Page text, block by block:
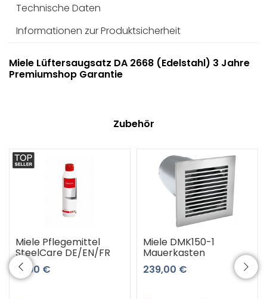
Technische Daten
Informationen zur Produktsicherheit
Miele Lüftersaugsatz DA 2668 (Edelstahl) 3 Jahre
Premiumshop Garantie
Zubehör
Miele Pflegemittel
SteelCare DE/EN/FR
12,90 €
Miele DMK150-1
Mauerkasten
239,00 €